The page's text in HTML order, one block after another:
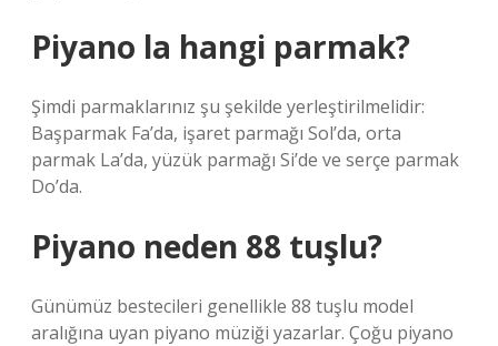
Piyano la hangi parmak?
Şimdi parmaklarınız şu şekilde yerleştirilmelidir:
Başparmak Fa’da, işaret parmağı Sol’da, orta
parmak La’da, yüzük parmağı Si’de ve serçe parmak
Do’da.
Piyano neden 88 tuşlu?
Günümüz bestecileri genellikle 88 tuşlu model
aralığına uyan piyano müziği yazarlar. Çoğu piyano